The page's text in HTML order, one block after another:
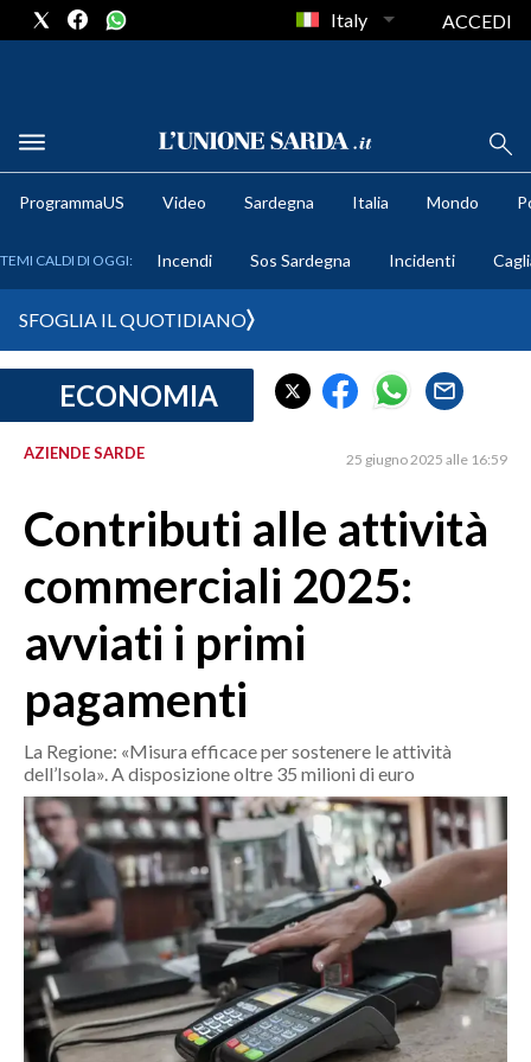
METEO
CRONACA SARDEGNA
MEDIO CAMPIDANO
ORISTANO E PROVINCIA
GALLURA
OGLIASTRA
AGENDA
CRONACA
ITALIA
MONDO
POLITICA
ECONOMIA
SERVIZI ALLE IMPRESE
Italy ACCEDI
ProgrammaUS Video Sardegna Italia Mondo
TEMI CALDI DI OGGI: Incendi Sos Sardegna Incidenti
SFOGLIA IL QUOTIDIANO
ECONOMIA
AZIENDE SARDE 25 giugno 2025 alle 16:59
Contributi alle attività
commerciali 2025:
avviati i primi
pagamenti
La Regione: «Misura efficace per sostenere le attività
dell’Isola». A disposizione oltre 35 milioni di euro